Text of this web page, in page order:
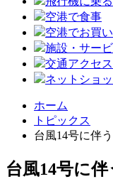
空港で食事
空港でお買
施設・サー
交通アクセス
ネットショ
ホーム
トピックス
台風14号に伴
台風14号に伴